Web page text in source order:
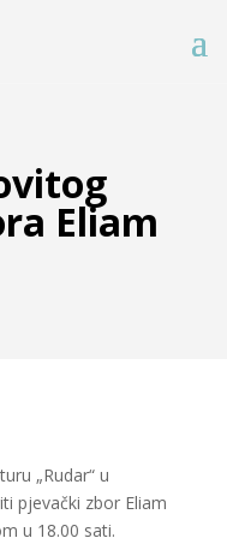
Eliam
„Rudar“ u
pjevački zbor Eliam
u 18.00 sati.